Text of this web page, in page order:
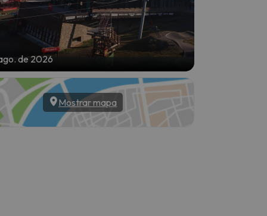
de 2026
Mostrar mapa